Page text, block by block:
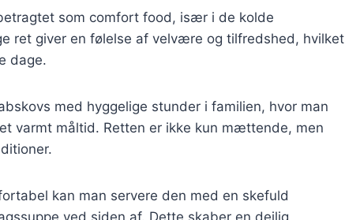
som comfort food, især i de kolde
ret giver en følelse af velvære og tilfredshed, hvilket
dage.
med hyggelige stunder i familien, hvor man
varmt måltid. Retten er ikke kun mættende, men
kan man servere den med en skefuld
ved siden af. Dette skaber en dejlig